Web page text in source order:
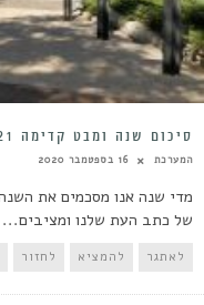
סיכום שנה ומבט קדימה 2020-2021
המערכת 16 בספטמבר 2020
מדי שנה אנו מסכמים את
של כתב העת שלנו ומציבים...
לאתגר להמציא לחזור